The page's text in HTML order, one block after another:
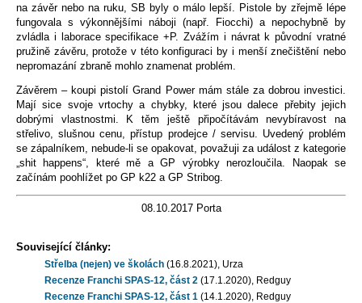
na závěr nebo na ruku, SB byly o málo lepší. Pistole by zřejmě lépe
fungovala s výkonnějšími náboji (např. Fiocchi) a nepochybně by
zvládla i laborace specifikace +P. Zvážím i návrat k původní vratné
pružině závěru, protože v této konfiguraci by i menší znečištění nebo
nepromazání zbraně mohlo znamenat problém.
Závěrem – koupi pistolí Grand Power mám stále za dobrou investici.
Mají sice svoje vrtochy a chybky, které jsou dalece přebity jejich
dobrými vlastnostmi. K těm ještě připočítávám nevybíravost na
střelivo, slušnou cenu, přístup prodejce / servisu. Uvedený problém
se zápalníkem, nebude-li se opakovat, považuji za událost z kategorie
„shit happens“, které mě a GP výrobky nerozloučila. Naopak se
začínám poohlížet po GP k22 a GP Stribog.
08.10.2017 Porta
Související články:
Střelba (nejen) ve školách (16.8.2021), Urza
Recenze Franchi SPAS-12, část 2 (17.1.2020), Redguy
Recenze Franchi SPAS-12, část 1 (14.1.2020), Redguy